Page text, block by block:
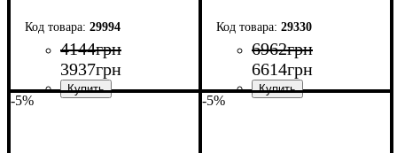
29994
4144грн
3937грн
29330
6962грн
6614грн
-5% -5%